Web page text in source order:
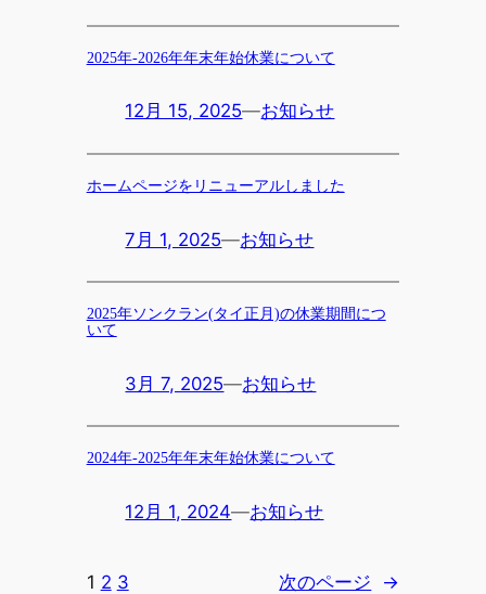
2025年-2026年年末年始休業について
12月 15, 2025—お知らせ
ホームページをリニューアルしました
7月 1, 2025—お知らせ
2025年ソンクラン(タイ正月)の休業期間につ
いて
3月 7, 2025—お知らせ
2024年-2025年年末年始休業について
12月 1, 2024—お知らせ
1 2 3 次のページ →